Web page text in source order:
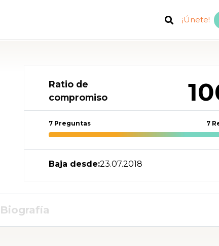
¡Únete!
Ratio de
compromiso
7 Preguntas 7
Baja desde:23.07.2018
Biografía